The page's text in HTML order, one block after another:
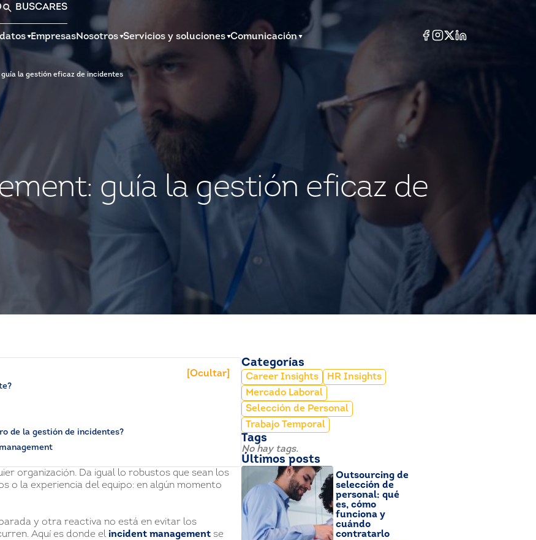
BUSCARES
EmpresasNosotros Servicios y soluciones Comunicación
la gestión eficaz de incidentes
guía la gestión eficaz de
[Ocultar]
de la gestión de incidentes?
organización. Da igual lo robustos que sean los
o la experiencia del equipo: en algún momento
y otra reactiva no está en evitar los
Aquí es donde el incident management se
Categorías
Career Insights
HR Insights
Mercado Laboral
Selección de Personal
Trabajo Temporal
Tags
No hay tags.
Últimos posts
Outsourcing de
selección de
personal: qué
es, cómo
funciona y
cuándo
contratarlo